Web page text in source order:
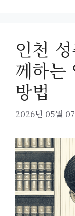
인천
께하는
방법
2026년 05월